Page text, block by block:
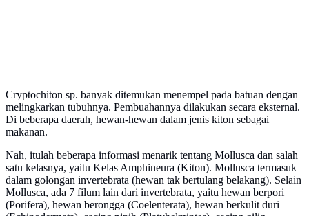
Cryptochiton sp. banyak ditemukan menempel pada batuan dengan
melingkarkan tubuhnya. Pembuahannya dilakukan secara eksternal.
Di beberapa daerah, hewan-hewan dalam jenis kiton sebagai
makanan.
Nah, itulah beberapa informasi menarik tentang Mollusca dan salah
satu kelasnya, yaitu Kelas Amphineura (Kiton). Mollusca termasuk
dalam golongan invertebrata (hewan tak bertulang belakang). Selain
Mollusca, ada 7 filum lain dari invertebrata, yaitu hewan berpori
(Porifera), hewan berongga (Coelenterata), hewan berkulit duri